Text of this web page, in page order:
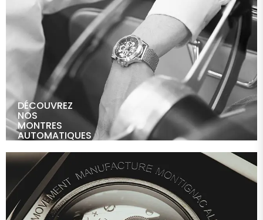
DÉCOUVREZ
NOS
MONTRES
AUTOMATIQUES